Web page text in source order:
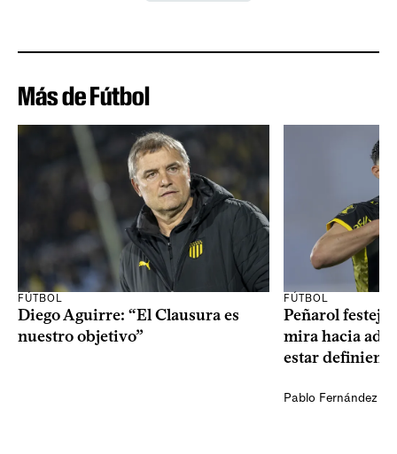
Más de Fútbol
FÚTBOL
Diego Aguirre: “El Clausura es
nuestro objetivo”
FÚTBOL
Peñarol
mira hacia
estar
Pablo Fernández